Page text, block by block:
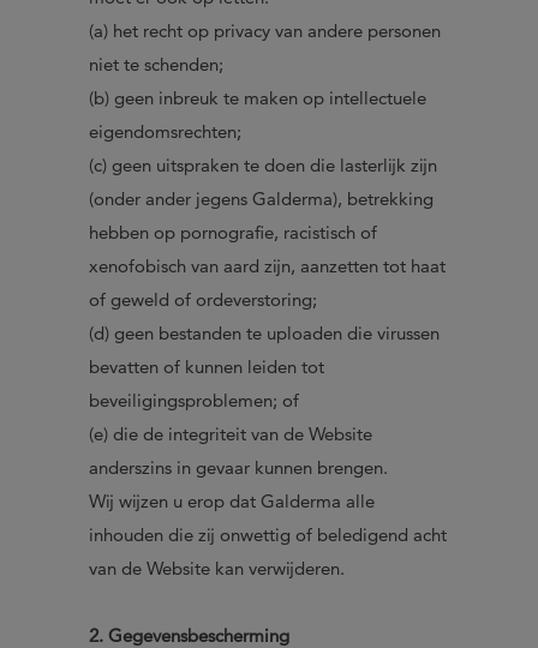
(a) het recht op privacy van andere personen
niet te schenden;
(b) geen inbreuk te maken op intellectuele
eigendomsrechten;
(c) geen uitspraken te doen die lasterlijk zijn
(onder ander jegens Galderma), betrekking
hebben op pornografie, racistisch of
xenofobisch van aard zijn, aanzetten tot haat
of geweld of ordeverstoring;
(d) geen bestanden te uploaden die virussen
bevatten of kunnen leiden tot
beveiligingsproblemen; of
(e) die de integriteit van de Website
anderszins in gevaar kunnen brengen.
Wij wijzen u erop dat Galderma alle
inhouden die zij onwettig of beledigend acht
van de Website kan verwijderen.
2. Gegevensbescherming